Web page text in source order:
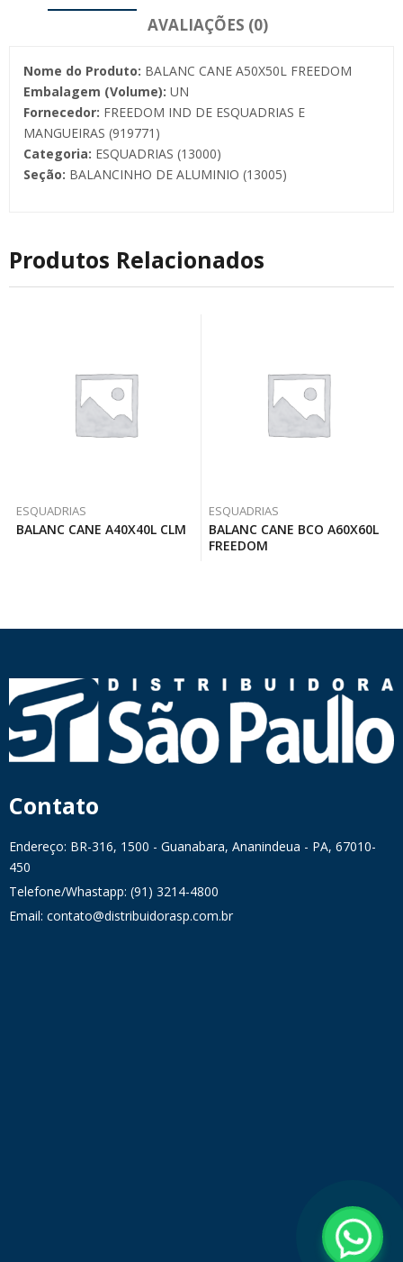
AVALIAÇÕES (0)
Nome do Produto: BALANC CANE A50X50L FREEDOM
Embalagem (Volume): UN
Fornecedor: FREEDOM IND DE ESQUADRIAS E
MANGUEIRAS (919771)
Categoria: ESQUADRIAS (13000)
Seção: BALANCINHO DE ALUMINIO (13005)
Produtos Relacionados
ESQUADRIAS
BALANC CANE A40X40L CLM
ESQUADRIAS
BALANC CANE BCO A60X60L
FREEDOM
Contato
Endereço: BR-316, 1500 - Guanabara, Ananindeua - PA, 67010-
450
Telefone/Whastapp: (91) 3214-4800
Email: contato@distribuidorasp.com.br